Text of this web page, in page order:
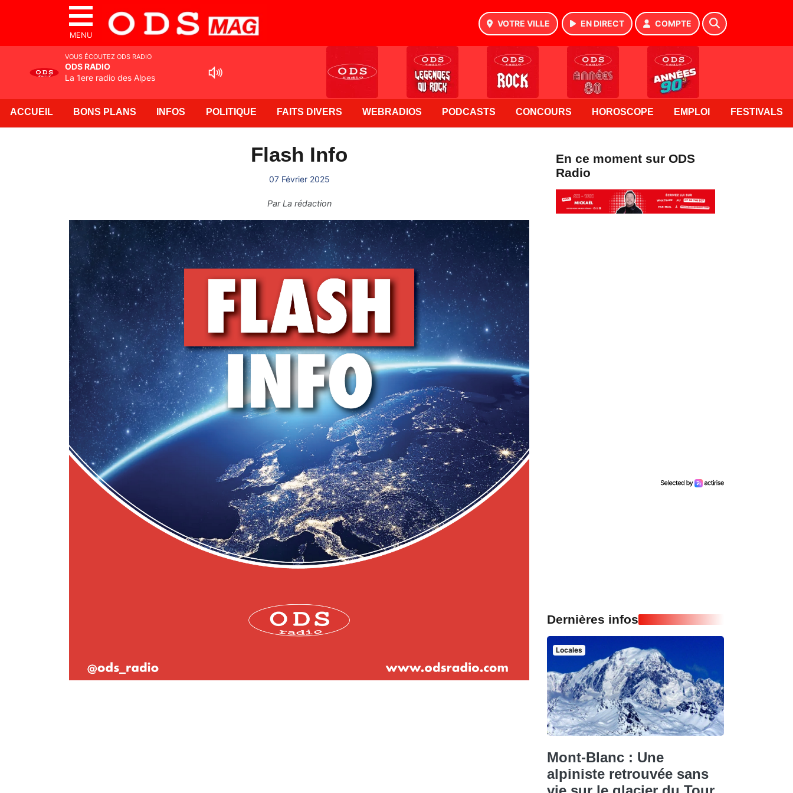
MENU
VOTRE VILLE EN DIRECT COMPTE
ACCUEIL BONS PLANS INFOS POLITIQUE FAITS DIVERS WEBRADIOS PODCASTS CONCOURS HOROSCOPE EMPLOI FESTIVALS
Flash Info
07 Février 2025
ParLa rédaction
En ce moment sur ODS
Radio
Dernières infos
Locales
Mont-Blanc : Une
alpiniste retrouvée sans
VOUS ÉCOUTEZ ODS RADIO
ODS RADIO
La 1ere radio des Alpes